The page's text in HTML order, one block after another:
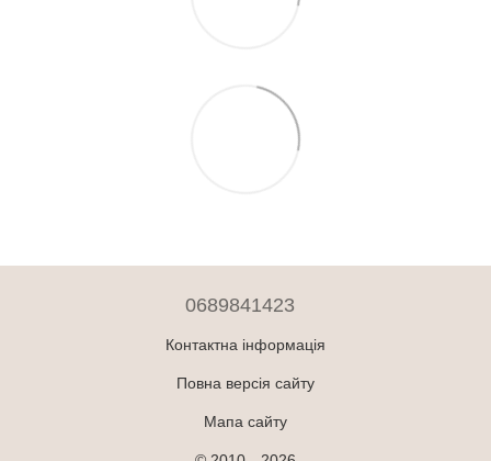
0689841423
Контактна інформація
Повна версія сайту
Мапа сайту